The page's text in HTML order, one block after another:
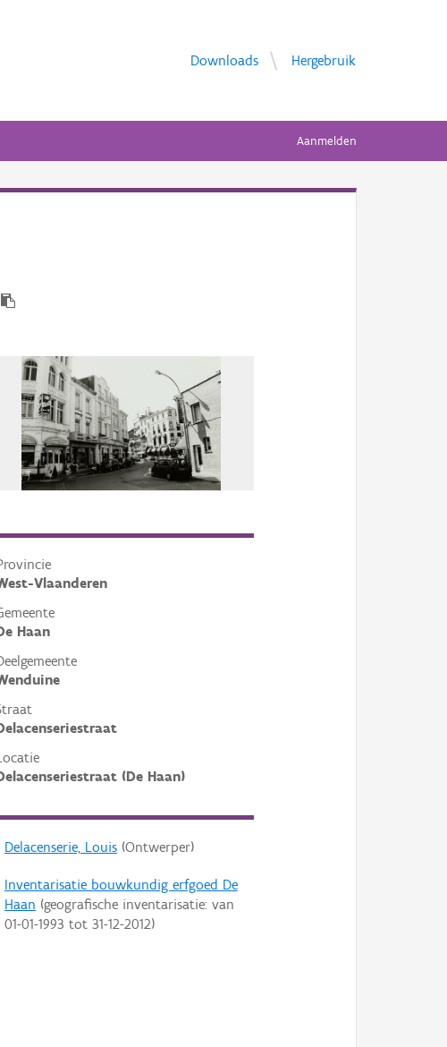
Downloads Hergebruik
Aanmelden
Vlaanderen
Haan
(De Haan)
Delacenserie, Louis(Ontwerper)
Inventarisatie bouwkundig erfgoed De
Haan (geografische inventarisatie: van
01-01-1993 tot 31-12-2012)